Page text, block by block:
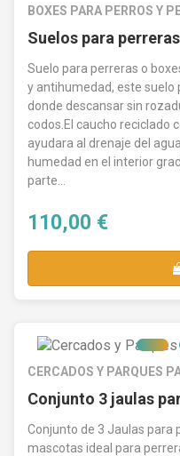
BOXES PARA PERROS Y
Suelos para perreras
Suelo para perreras o
y antihumedad, este suelo
donde descansar sin
codos.El caucho reciclado
ayudara al drenaje del
humedad en el interior
parte...
110,00 €
CERCADOS Y PARQUES
Conjunto 3 jaulas
Conjunto de 3 Jaulas para
mascotas ideal para